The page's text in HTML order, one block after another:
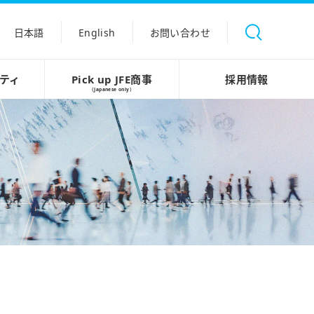
日本語 English お問い合わせ
ィ Pick up JFE商事
（Japanese only）
採用情報